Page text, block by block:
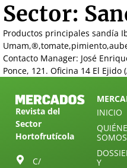
Sector:
Productos principales sandía
Contacto Manager: José
Ponce, 121. Oficina 14 El Ejido
Revista del
Sector
Hortofrutícola
C/
INICIO
SOMOS
Y